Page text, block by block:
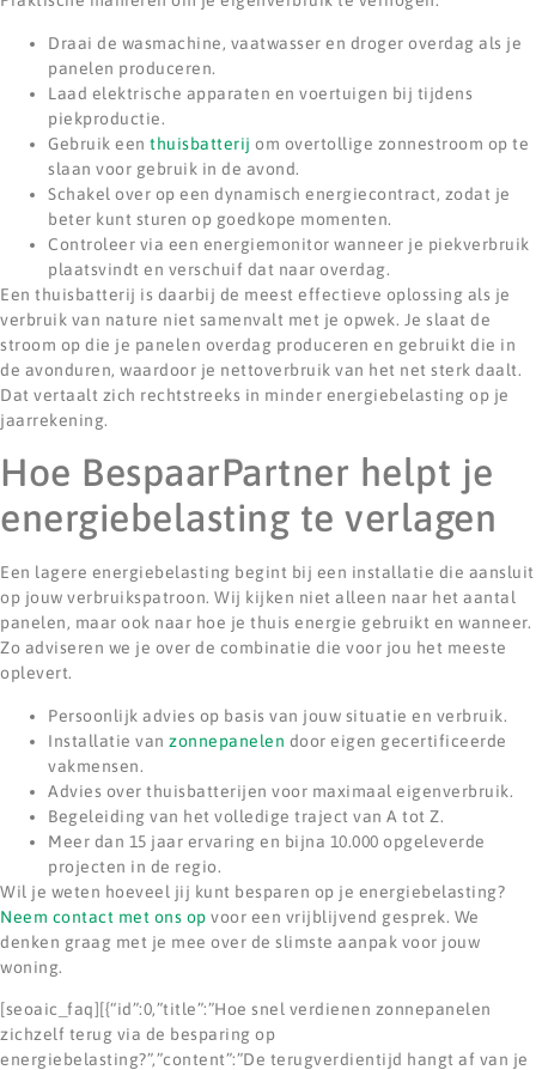
Draai de wasmachine, vaatwasser en droger overdag als je
panelen produceren.
Laad elektrische apparaten en voertuigen bij tijdens
piekproductie.
Gebruik een thuisbatterij om overtollige zonnestroom op te
slaan voor gebruik in de avond.
Schakel over op een dynamisch energiecontract, zodat je
beter kunt sturen op goedkope momenten.
Controleer via een energiemonitor wanneer je piekverbruik
plaatsvindt en verschuif dat naar overdag.
Een thuisbatterij is daarbij de meest effectieve oplossing als je
verbruik van nature niet samenvalt met je opwek. Je slaat de
stroom op die je panelen overdag produceren en gebruikt die in
de avonduren, waardoor je nettoverbruik van het net sterk daalt.
Dat vertaalt zich rechtstreeks in minder energiebelasting op je
jaarrekening.
Hoe BespaarPartner helpt je
energiebelasting te verlagen
Een lagere energiebelasting begint bij een installatie die aansluit
op jouw verbruikspatroon. Wij kijken niet alleen naar het aantal
panelen, maar ook naar hoe je thuis energie gebruikt en wanneer.
Zo adviseren we je over de combinatie die voor jou het meeste
oplevert.
Persoonlijk advies op basis van jouw situatie en verbruik.
Installatie van zonnepanelen door eigen gecertificeerde
vakmensen.
Advies over thuisbatterijen voor maximaal eigenverbruik.
Begeleiding van het volledige traject van A tot Z.
Meer dan 15 jaar ervaring en bijna 10.000 opgeleverde
projecten in de regio.
Wil je weten hoeveel jij kunt besparen op je energiebelasting?
Neem contact met ons op voor een vrijblijvend gesprek. We
denken graag met je mee over de slimste aanpak voor jouw
woning.
[seoaic_faq][{“id”:0,”title”:”Hoe snel verdienen zonnepanelen
zichzelf terug via de besparing op
energiebelasting?”,”content”:”De terugverdientijd hangt af van je